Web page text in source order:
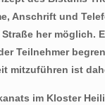
Anschrift und
her
Teilnehmer
mitzuführen ist
im Kloster